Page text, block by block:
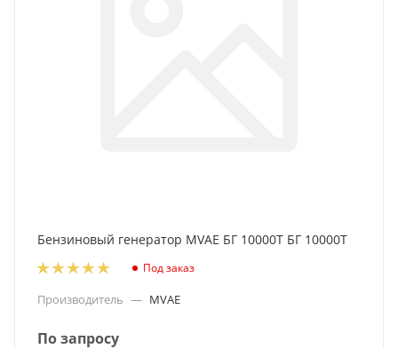
Бензиновый генератор MVAE БГ 10000Т БГ 10000Т
Под заказ
Производитель — MVAE
По запросу